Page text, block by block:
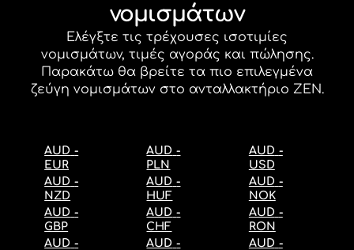
νομισμάτων
Ελέγξτε τις τρέχουσες ισοτιμίες
νομισμάτων, τιμές αγοράς και πώλησης.
Παρακάτω θα βρείτε τα πιο επιλεγμένα
ζεύγη νομισμάτων στο ανταλλακτήριο ZEN.
AUD -
EUR
AUD -
PLN
AUD -
USD
AUD -
NZD
AUD -
HUF
AUD -
NOK
AUD -
GBP
AUD -
CHF
AUD -
RON
AUD -
AUD -
AUD -